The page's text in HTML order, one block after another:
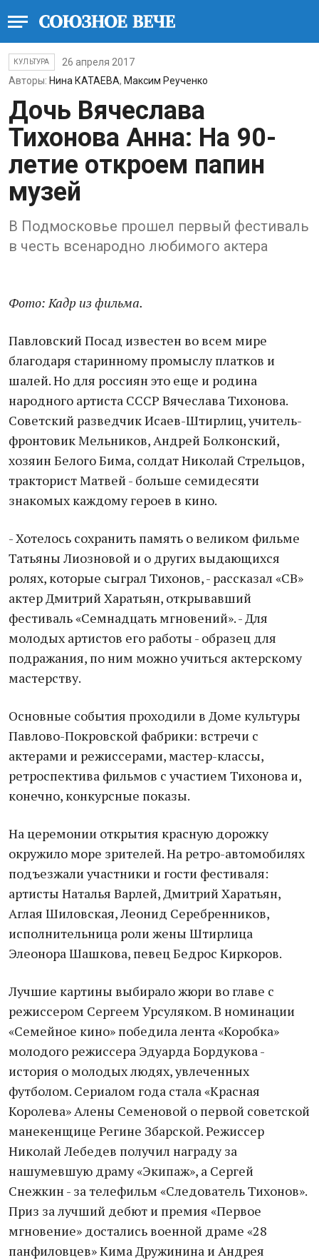
КУЛЬТУРА
26 апреля 2017
Авторы: Нина КАТАЕВА, Максим Реученко
Дочь Вячеслава
Тихонова Анна: На 90-
летие откроем папин
музей
В Подмосковье прошел первый фестиваль
в честь всенародно любимого актера
Фото: Кадр из фильма.
Павловский Посад известен во всем мире
благодаря старинному промыслу платков и
шалей. Но для россиян это еще и родина
народного артиста СССР Вячеслава Тихонова.
Советский разведчик Исаев-Штирлиц, учитель-
фронтовик Мельников, Андрей Болконский,
хозяин Белого Бима, солдат Николай Стрельцов,
тракторист Матвей - больше семидесяти
знакомых каждому героев в кино.
- Хотелось сохранить память о великом фильме
Татьяны Лиозновой и о других выдающихся
ролях, которые сыграл Тихонов, - рассказал «СВ»
актер Дмитрий Харатьян, открывавший
фестиваль «Семнадцать мгновений». - Для
молодых артистов его работы - образец для
подражания, по ним можно учиться актерскому
мастерству.
Основные события проходили в Доме культуры
Павлово-Покровской фабрики: встречи с
актерами и режиссерами, мастер-классы,
ретроспектива фильмов с участием Тихонова и,
конечно, конкурсные показы.
На церемонии открытия красную дорожку
окружило море зрителей. На ретро-автомобилях
подъезжали участники и гости фестиваля:
артисты Наталья Варлей, Дмитрий Харатьян,
Аглая Шиловская, Леонид Серебренников,
исполнительница роли жены Штирлица
Элеонора Шашкова, певец Бедрос Киркоров.
Лучшие картины выбирало жюри во главе с
режиссером Сергеем Урсуляком. В номинации
«Семейное кино» победила лента «Коробка»
молодого режиссера Эдуарда Бордукова -
история о молодых людях, увлеченных
футболом. Сериалом года стала «Красная
Королева» Алены Семеновой о первой советской
манекенщице Регине Збарской. Режиссер
Николай Лебедев получил награду за
нашумевшую драму «Экипаж», а Сергей
Снежкин - за телефильм «Следователь Тихонов».
Приз за лучший дебют и премия «Первое
мгновение» достались военной драме «28
панфиловцев» Кима Дружинина и Андрея